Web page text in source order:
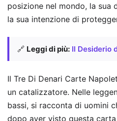
posizione nel mondo, la sua
la sua intenzione di
🔗 Leggi di più: Il Desiderio
Il Tre Di Denari Carte
un catalizzatore. Nelle
bassi, si racconta di uomini
dopo aver visto questa